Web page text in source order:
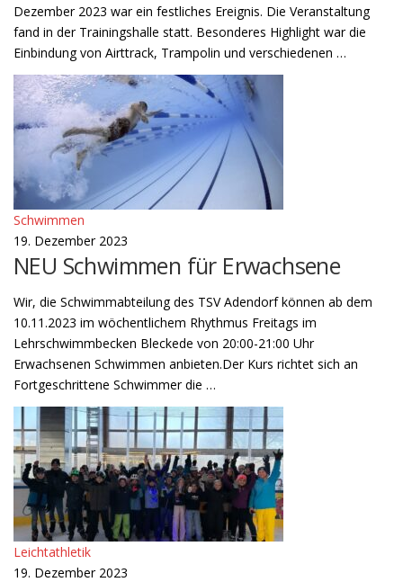
Dezember 2023 war ein festliches Ereignis. Die Veranstaltung
fand in der Trainingshalle statt. Besonderes Highlight war die
Einbindung von Airttrack, Trampolin und verschiedenen …
Schwimmen
19. Dezember 2023
NEU Schwimmen für Erwachsene
Wir, die Schwimmabteilung des TSV Adendorf können ab dem
10.11.2023 im wöchentlichem Rhythmus Freitags im
Lehrschwimmbecken Bleckede von 20:00-21:00 Uhr
Erwachsenen Schwimmen anbieten.Der Kurs richtet sich an
Fortgeschrittene Schwimmer die …
Leichtathletik
19. Dezember 2023